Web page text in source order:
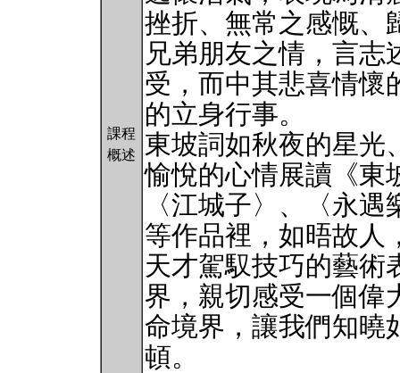
課程
概述
挫折、無常之感慨、
兄弟朋友之情，言志
受，而中其悲喜情懷
的立身行事。
東坡詞如秋夜的星光
愉悅的心情展讀《東
〈江城子〉、〈永
等作品裡，如晤故人
天才駕馭技巧的藝術
界，親切感受一個偉
命境界，讓我們知曉
頓。